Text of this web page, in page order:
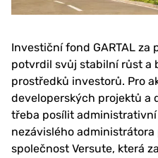
Investiční fond GARTAL za
potvrdil svůj stabilní růst a
prostředků investorů. Pro
developerských projektů a
třeba posílit administrativní
nezávislého
společnost Versute, která